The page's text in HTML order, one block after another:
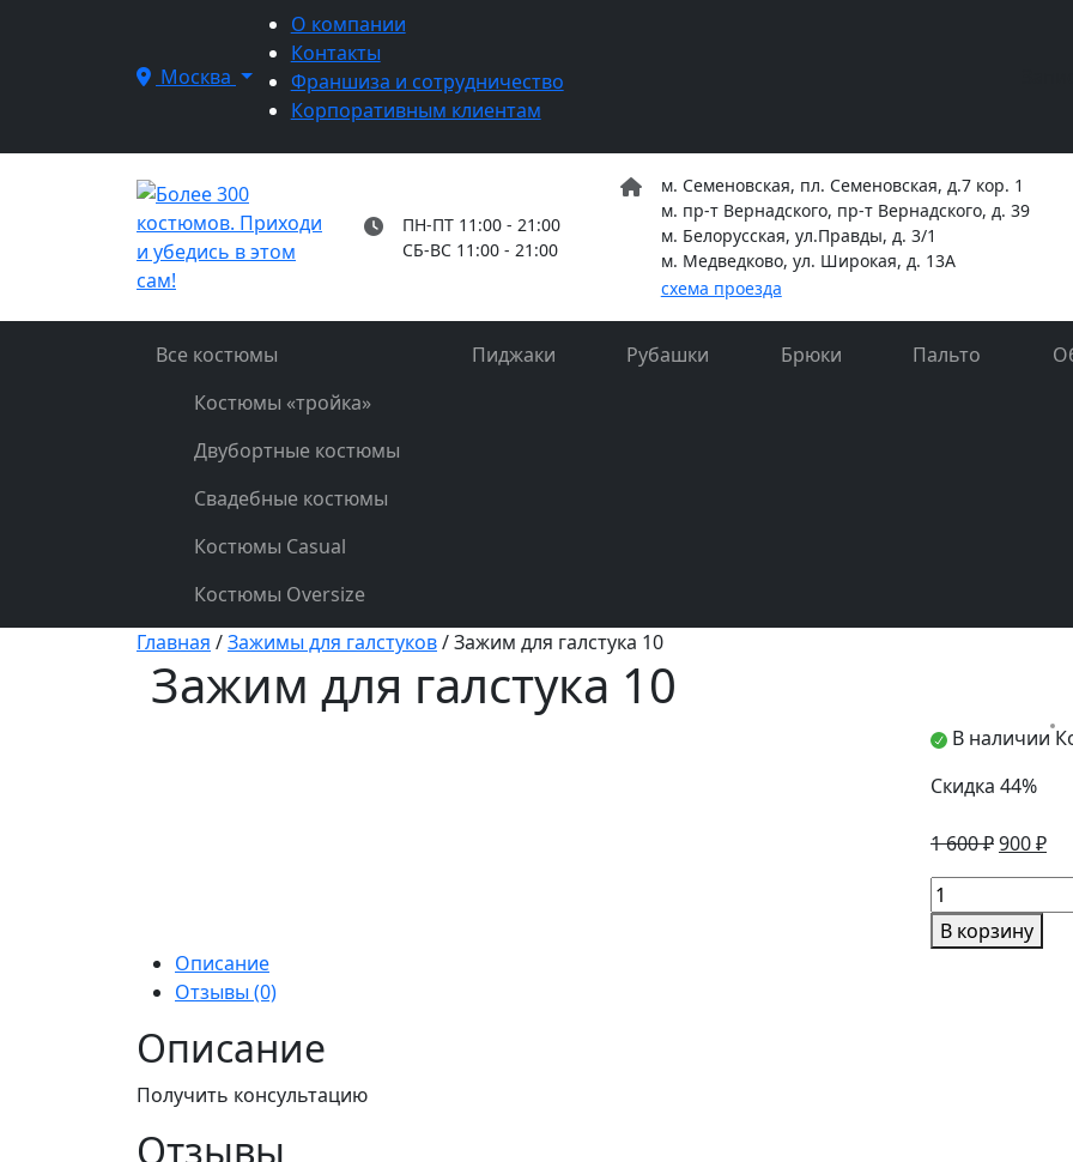
Москва
О компании
Контакты
Франшиза и сотрудничество
Корпоративным клиентам
ПН-ПТ 11:00 - 21:00
СБ-ВС 11:00 - 21:00
м. Семеновская, пл. Семеновская, д.7 кор. 1
м. пр-т Вернадского, пр-т Вернадского, д. 39
м. Белорусская, ул.Правды, д. 3/1
м. Медведково, ул. Широкая, д. 13А
схема проезда
Все костюмы
Костюмы «тройка»
Двубортные костюмы
Свадебные костюмы
Костюмы Casual
Костюмы Oversize
Пиджаки Рубашки Брюки Пальто
Главная /Зажимы для галстуков/ Зажим для галстука 10
Зажим для галстука 10
В наличии
Скидка 44%
1 600₽
цена
1
600 ₽.
900₽
Количество
товара
Зажим
В корзину
Описание
Отзывы (0)
Описание
Получить консультацию
Отзывы